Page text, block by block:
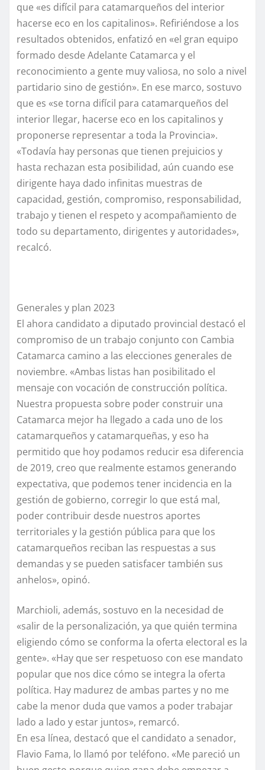
que «es difícil para catamarqueños del interior
hacerse eco en los capitalinos». Refiriéndose a los
resultados obtenidos, enfatizó en «el gran equipo
formado desde Adelante Catamarca y el
reconocimiento a gente muy valiosa, no solo a nivel
partidario sino de gestión». En ese marco, sostuvo
que es «se torna difícil para catamarqueños del
interior llegar, hacerse eco en los capitalinos y
proponerse representar a toda la Provincia».
«Todavía hay personas que tienen prejuicios y
hasta rechazan esta posibilidad, aún cuando ese
dirigente haya dado infinitas muestras de
capacidad, gestión, compromiso, responsabilidad,
trabajo y tienen el respeto y acompañamiento de
todo su departamento, dirigentes y autoridades»,
recalcó.
Generales y plan 2023
El ahora candidato a diputado provincial destacó el
compromiso de un trabajo conjunto con Cambia
Catamarca camino a las elecciones generales de
noviembre. «Ambas listas han posibilitado el
mensaje con vocación de construcción política.
Nuestra propuesta sobre poder construir una
Catamarca mejor ha llegado a cada uno de los
catamarqueños y catamarqueñas, y eso ha
permitido que hoy podamos reducir esa diferencia
de 2019, creo que realmente estamos generando
expectativa, que podemos tener incidencia en la
gestión de gobierno, corregir lo que está mal,
poder contribuir desde nuestros aportes
territoriales y la gestión pública para que los
catamarqueños reciban las respuestas a sus
demandas y se pueden satisfacer también sus
anhelos», opinó.
Marchioli, además, sostuvo en la necesidad de
«salir de la personalización, ya que quién termina
eligiendo cómo se conforma la oferta electoral es la
gente». «Hay que ser respetuoso con ese mandato
popular que nos dice cómo se integra la oferta
política. Hay madurez de ambas partes y no me
cabe la menor duda que vamos a poder trabajar
lado a lado y estar juntos», remarcó.
En esa línea, destacó que el candidato a senador,
Flavio Fama, lo llamó por teléfono. «Me pareció un